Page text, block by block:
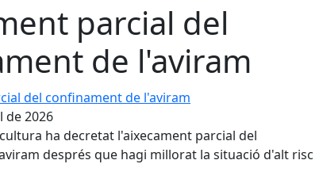
parcial del
de l'aviram
del confinament de l'aviram
de 2026
ha decretat l'aixecament parcial del
després que hagi millorat la situació d'alt risc